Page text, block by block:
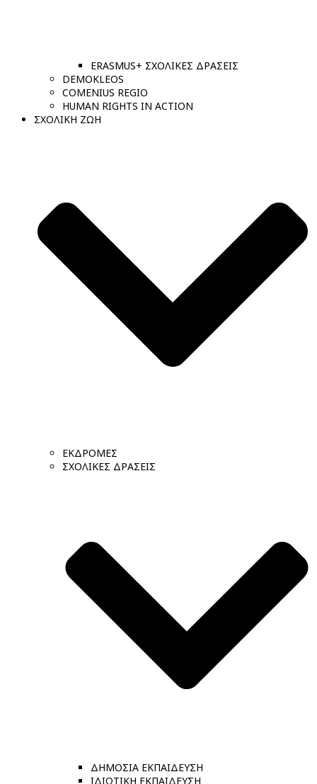
ERASMUS+ ΣΧΟΛΙΚΕΣ ΔΡΑΣΕΙΣ
DEMOKLEOS
COMENIUS REGIO
HUMAN RIGHTS IN ACTION
ΣΧΟΛΙΚΗ ΖΩΗ
ΕΚΔΡΟΜΕΣ
ΣΧΟΛΙΚΕΣ ΔΡΑΣΕΙΣ
ΔΗΜΟΣΙΑ ΕΚΠΑΙΔΕΥΣΗ
ΙΔΙΩΤΙΚΗ ΕΚΠΑΙΔΕΥΣΗ